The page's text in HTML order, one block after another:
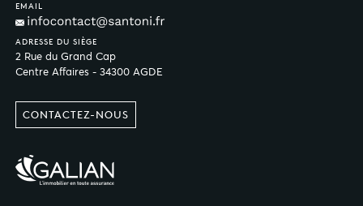
EMAIL
ADRESSE DU SIÈGE
2 Rue du Grand Cap
Centre Affaires - 34300 AGDE
CONTACTEZ-NOUS